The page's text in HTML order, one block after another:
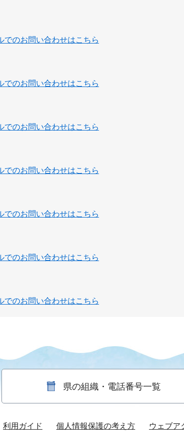
でのお問い合わせはこちら
でのお問い合わせはこちら
でのお問い合わせはこちら
でのお問い合わせはこちら
でのお問い合わせはこちら
でのお問い合わせはこちら
でのお問い合わせはこちら
県の組織・電話番号一覧
利用ガイド 個人情報保護の考え方 ウェブア